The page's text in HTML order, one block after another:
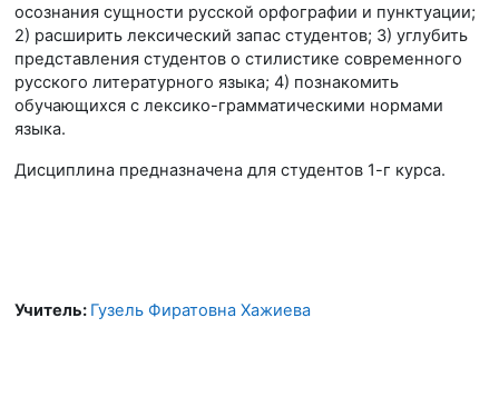
осознания сущности русской орфографии и пунктуации;
2) расширить лексический запас студентов; 3) углубить
представления студентов о стилистике современного
русского литературного языка; 4) познакомить
обучающихся с лексико-грамматическими нормами
языка.
Дисциплина предназначена для студентов 1-г курса.
Учитель: Гузель Фиратовна Хажиева